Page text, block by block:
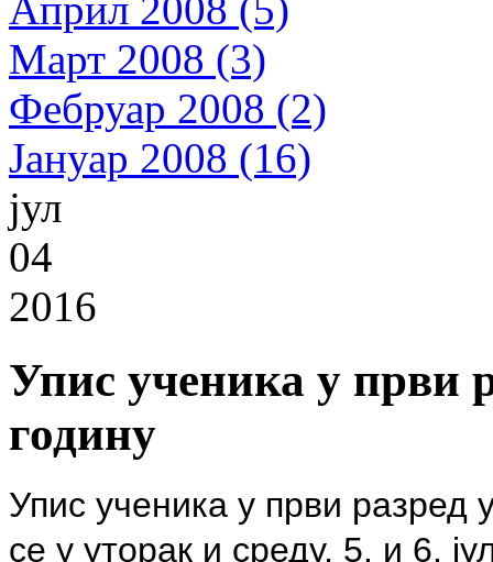
Март 2008 (3)
Фебруар 2008 (2)
Јануар 2008 (16)
јул
04
2016
Упис ученика у први
годину
Упис ученика у први разред
се у уторак и среду, 5. и 6.